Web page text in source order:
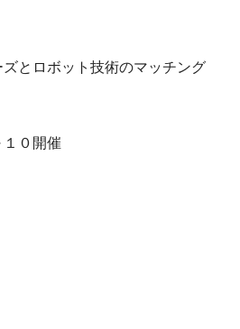
とロボット技術のマッチング
０開催